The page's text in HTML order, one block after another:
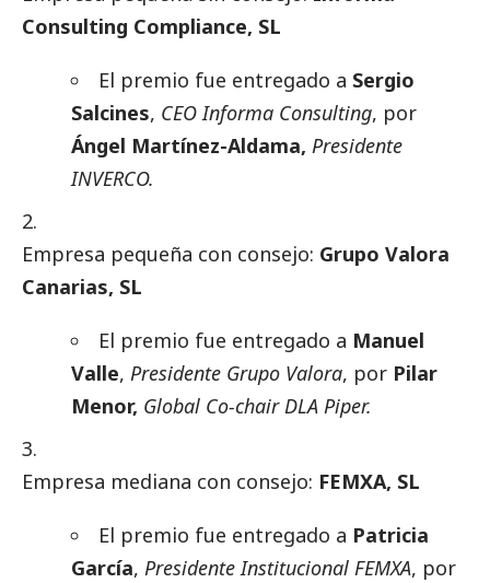
Consulting Compliance, SL
El premio fue entregado a Sergio
Salcines, CEO Informa Consulting, por
Ángel Martínez-Aldama, Presidente
INVERCO.
Empresa pequeña con consejo: Grupo Valora
Canarias, SL
El premio fue entregado a Manuel
Valle, Presidente Grupo Valora, por Pilar
Menor, Global Co-chair DLA Piper.
Empresa mediana con consejo: FEMXA, SL
El premio fue entregado a Patricia
García, Presidente Institucional FEMXA, por